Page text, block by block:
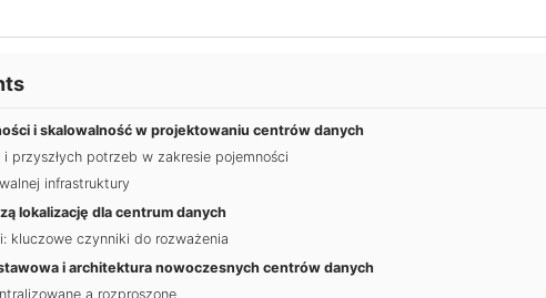
i skalowalność w projektowaniu centrów danych
przyszłych potrzeb w zakresie pojemności
infrastruktury
lokalizację dla centrum danych
kluczowe czynniki do rozważenia
i architektura nowoczesnych centrów danych
a rozproszone